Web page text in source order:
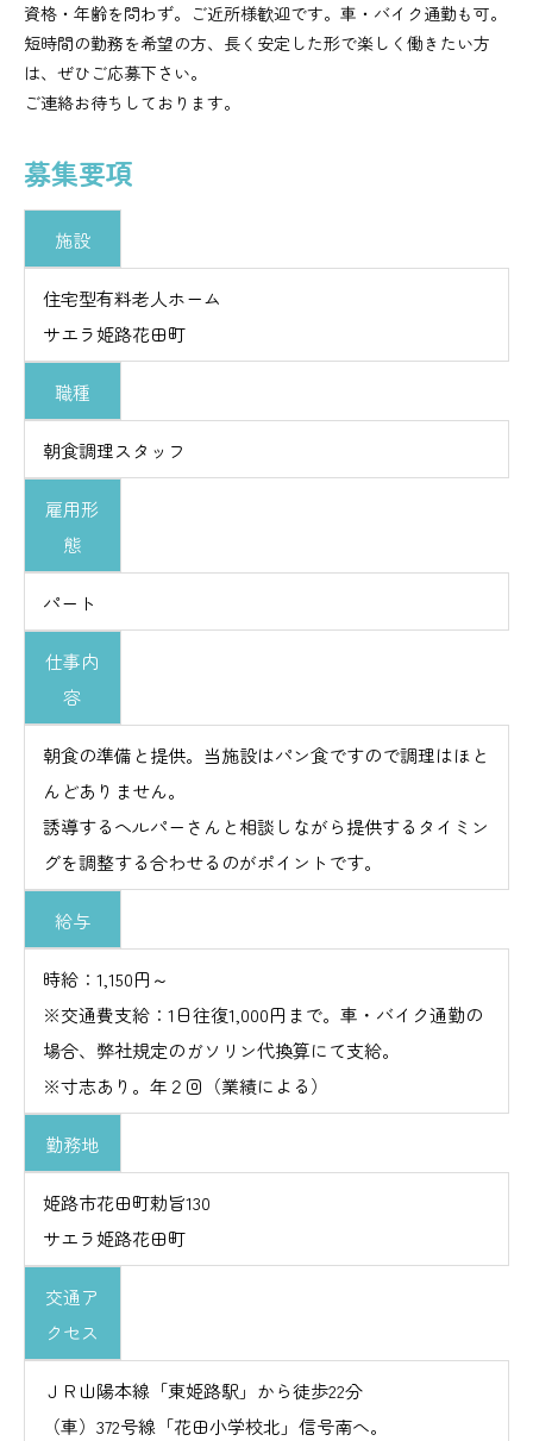
資格・年齢を問わず。ご近所様歓迎です。車・バイク通勤も可。
短時間の勤務を希望の方、長く安定した形で楽しく働きたい方
は、ぜひご応募下さい。
ご連絡お待ちしております。
募集要項
施設
住宅型有料老人ホーム
サエラ姫路花田町
職種
朝食調理スタッフ
雇用形
態
パート
仕事内
容
朝食の準備と提供。当施設はパン食ですので調理はほと
んどありません。
誘導するヘルパーさんと相談しながら提供するタイミン
グを調整する合わせるのがポイントです。
給与
時給：1,150円～
※交通費支給：1日往復1,000円まで。車・バイク通勤の
場合、弊社規定のガソリン代換算にて支給。
※寸志あり。年２回（業績による）
勤務地
姫路市花田町勅旨130
サエラ姫路花田町
交通ア
クセス
ＪＲ山陽本線「東姫路駅」から徒歩22分
（車）372号線「花田小学校北」信号南へ。